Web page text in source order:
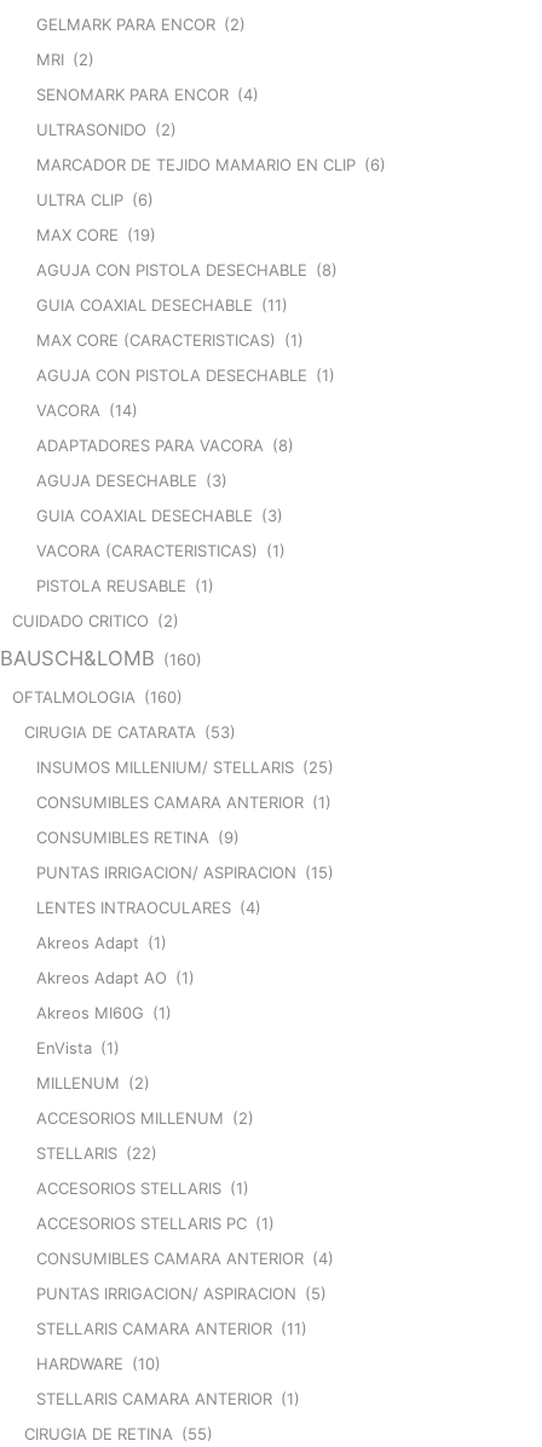
GELMARK PARA ENCOR (2)
MRI (2)
SENOMARK PARA ENCOR (4)
ULTRASONIDO (2)
MARCADOR DE TEJIDO MAMARIO EN CLIP (6)
ULTRA CLIP (6)
MAX CORE (19)
AGUJA CON PISTOLA DESECHABLE (8)
GUIA COAXIAL DESECHABLE (11)
MAX CORE (CARACTERISTICAS) (1)
AGUJA CON PISTOLA DESECHABLE (1)
VACORA (14)
ADAPTADORES PARA VACORA (8)
AGUJA DESECHABLE (3)
GUIA COAXIAL DESECHABLE (3)
VACORA (CARACTERISTICAS) (1)
PISTOLA REUSABLE (1)
CUIDADO CRITICO (2)
BAUSCH&LOMB (160)
OFTALMOLOGIA (160)
CIRUGIA DE CATARATA (53)
INSUMOS MILLENIUM/ STELLARIS (25)
CONSUMIBLES CAMARA ANTERIOR (1)
CONSUMIBLES RETINA (9)
PUNTAS IRRIGACION/ ASPIRACION (15)
LENTES INTRAOCULARES (4)
Akreos Adapt (1)
Akreos Adapt AO (1)
Akreos MI60G (1)
EnVista (1)
MILLENUM (2)
ACCESORIOS MILLENUM (2)
STELLARIS (22)
ACCESORIOS STELLARIS (1)
ACCESORIOS STELLARIS PC (1)
CONSUMIBLES CAMARA ANTERIOR (4)
PUNTAS IRRIGACION/ ASPIRACION (5)
STELLARIS CAMARA ANTERIOR (11)
HARDWARE (10)
STELLARIS CAMARA ANTERIOR (1)
CIRUGIA DE RETINA (55)